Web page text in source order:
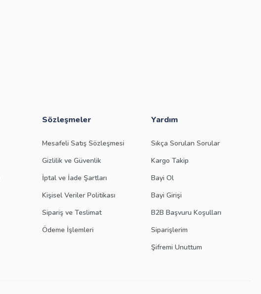
Sözleşmeler
Mesafeli Satış Sözleşmesi
Gizlilik ve Güvenlik
İptal ve İade Şartları
Kişisel Veriler Politikası
Sipariş ve Teslimat
Ödeme İşlemleri
Yardım
Sıkça Sorulan Sorular
Kargo Takip
Bayi Ol
Bayi Girişi
B2B Başvuru Koşulları
Siparişlerim
Şifremi Unuttum